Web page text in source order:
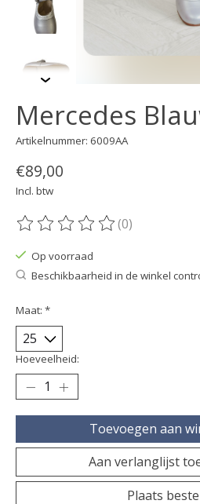
Mercedes
Artikelnummer: 6009AA
€89,00
Incl. btw
De beoordeling van dit product
(0)
Op voorraad
Beschikbaarheid in de winkel
Maat: *
Hoeveelheid:
Toevoegen aan
Aan verlanglijst
Plaats